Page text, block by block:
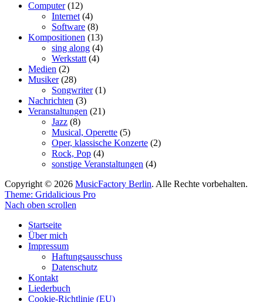
Computer(12)
Internet (4)
Software (8)
Kompositionen (13)
sing along (4)
Werkstatt (4)
Medien (2)
Musiker(28)
Songwriter(1)
Nachrichten (3)
Veranstaltungen (21)
Jazz (8)
Musical, Operette (5)
Oper, klassische Konzerte (2)
Rock, Pop (4)
sonstige Veranstaltungen (4)
Copyright © 2026 MusicFactory Berlin. Alle Rechte vorbehalten.
Theme: Gridalicious Pro
Nach oben scrollen
Startseite
Über mich
Impressum
Haftungsausschuss
Datenschutz
Kontakt
Liederbuch
Cookie-Richtlinie (EU)